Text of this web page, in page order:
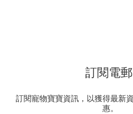
訂閱電郵
訂閱寵物寶寶資訊，以獲得最新
惠。